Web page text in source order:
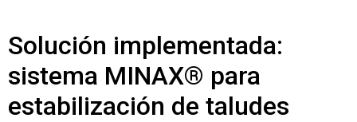
Solución implementada:
sistema MINAX® para
estabilización de taludes